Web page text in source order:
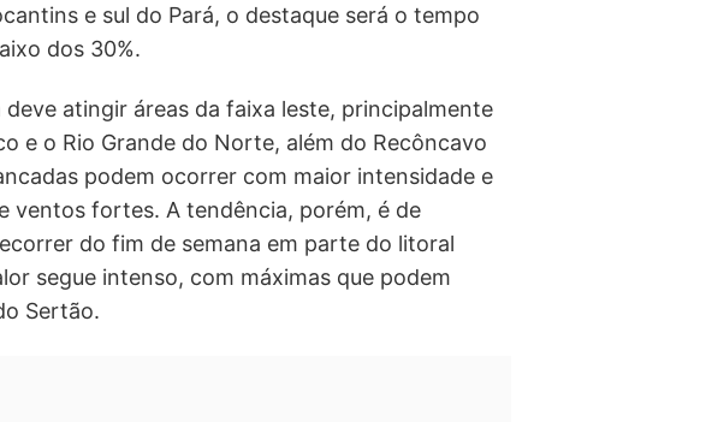
e sul do Pará, o destaque será o tempo
dos 30%.
atingir áreas da faixa leste, principalmente
e o Rio Grande do Norte, além do Recôncavo
podem ocorrer com maior intensidade e
ventos fortes. A tendência, porém, é de
do fim de semana em parte do litoral
segue intenso, com máximas que podem
Sertão.